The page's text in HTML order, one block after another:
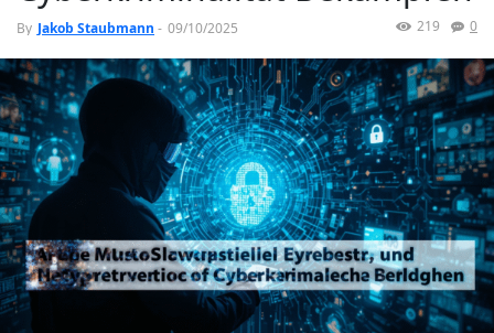
By Jakob Staubmann - 09/10/2025 0
219